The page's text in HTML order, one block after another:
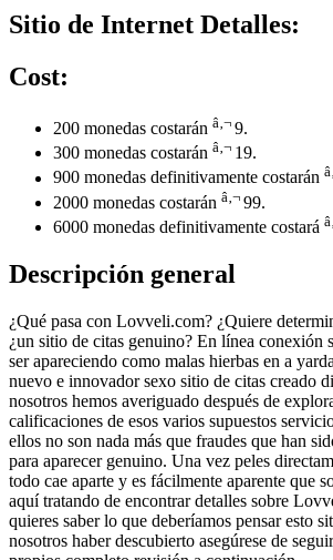
Sitio de Internet Detalles:
Cost:
200 monedas costarán â‚¬ 9.
300 monedas costarán â‚¬ 19.
900 monedas definitivamente costarán
2000 monedas costarán â‚¬ 99.
6000 monedas definitivamente costará
Descripción general
¿Qué pasa con Lovveli.com? ¿Quiere
¿un sitio de citas genuino? En línea conexión
ser apareciendo como malas hierbas en a
nuevo e innovador sexo sitio de citas creado
nosotros hemos averiguado después de
calificaciones de esos varios supuestos
ellos no son nada más que fraudes que han
para aparecer genuino. Una vez peles
todo cae aparte y es fácilmente aparente que
aquí tratando de encontrar detalles sobre
quieres saber lo que deberíamos pensar esto
nosotros haber descubierto asegúrese de